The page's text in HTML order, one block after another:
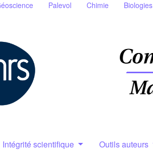
Palevol Chimie Biologies
Intégrité scientifique Outils auteurs